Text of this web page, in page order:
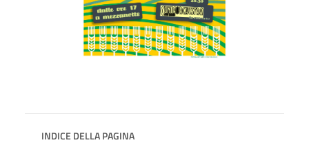
INDICE DELLA PAGINA